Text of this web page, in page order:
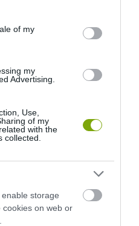
purposes in below Google
of my
my
Advertising.
Use,
of my
with the
collected.
storage
cookies on web or
CIKK
TREND IDÉN ŐSSZEL A
A PALÁNTÁN? ÍGY